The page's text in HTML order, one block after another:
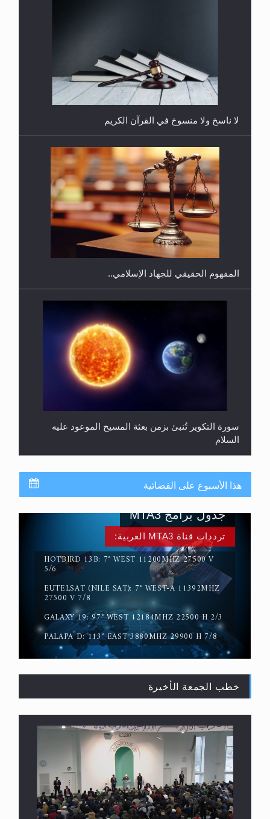
هل يُحسب حول الزكاة وفق السنة الميلادية أو الهجرية؟
هل يجوز فتح مشروع كوافير نسائي للمحجبات وغير
المحجبات؟
لا ناسخ ولا منسوخ في القرآن الكريم
المفهوم الحقيقي للجهاد الإسلامي..
سورة التكوير تُنبئ بزمن بعثة المسيح الموعود عليه
السلام
حقيقة المسيح الدجال
القرآن قاضٍ وحكمٌ على السنة ومهيمنٌ عليها.. ليس
العكس
هذا الأسبوع على الفضائية
ترددات قناة MTA3 العربية:
HOTBIRD 13B: 7° WEST 11200MHZ 27500 V
5/6
EUTELSAT (NILE SAT): 7° WEST-A 11392MHZ
27500 V 7/8
GALAXY 19: 97° WEST 12184MHZ 22500 H 2/3
PALAPA D: 113° EAST 3880MHZ 29900 H 7/8
جدول برامج MTA3
خطب الجمعة الأخيرة